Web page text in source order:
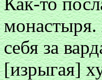
монастыря.
себя за
[изрыгая]